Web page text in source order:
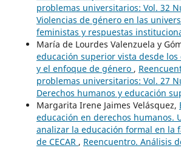
problemas universitarios: Vol. 32
Violencias de género en las
feministas y respuestas
María de Lourdes Valenzuela y
educación superior vista desde
y el enfoque de género ,
problemas universitarios: Vol. 27
Derechos humanos y educación
Margarita Irene Jaimes Velásquez,
educación en derechos humanos.
analizar la educación formal en la
de CECAR , Reencuentro. Análisis